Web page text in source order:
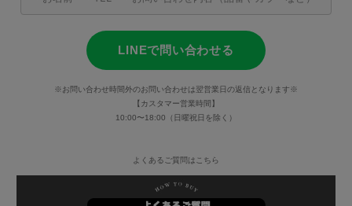
LINEで問い合わせる
※お問い合わせ時間外のお問い合わせは翌営業日の返信となります※
【カスタマー営業時間】
10:00〜18:00（日曜祝日を除く）
よくあるご質問はこちら